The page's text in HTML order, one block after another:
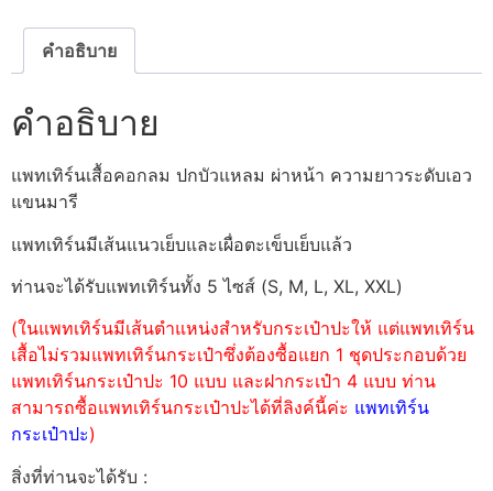
คำอธิบาย
คำอธิบาย
แพทเทิร์นเสื้อคอกลม ปกบัวแหลม ผ่าหน้า ความยาวระดับเอว
แขนมารี
แพทเทิร์นมีเส้นแนวเย็บและเผื่อตะเข็บเย็บแล้ว
ท่านจะได้รับแพทเทิร์นทั้ง 5 ไซส์ (S, M, L, XL, XXL)
(ในแพทเทิร์นมีเส้นตำแหน่งสำหรับกระเป๋าปะให้ แต่แพทเทิร์น
เสื้อไม่รวมแพทเทิร์นกระเป๋าซึ่งต้องซื้อแยก 1 ชุดประกอบด้วย
แพทเทิร์นกระเป๋าปะ 10 แบบ และฝากระเป๋า 4 แบบ ท่าน
สามารถซื้อแพทเทิร์นกระเป๋าปะได้ที่ลิงค์นี้ค่ะ แพทเทิร์น
กระเป๋าปะ)
สิ่งที่ท่านจะได้รับ :